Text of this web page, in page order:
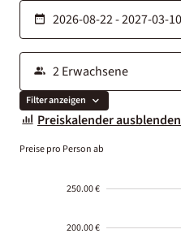
Filter anzeigen
Preiskalender ausblenden
Preise pro Person ab
250.00 €
200.00 €